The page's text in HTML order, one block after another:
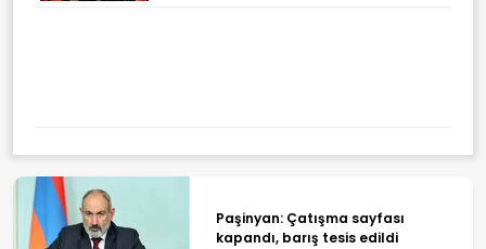
Paşinyan: Çatışma sayfası
kapandı, barış tesis edildi